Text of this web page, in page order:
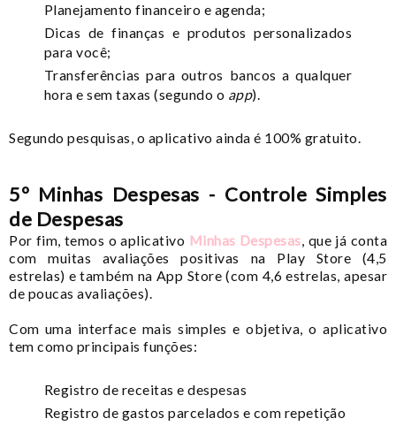
Planejamento financeiro e agenda;
Dicas de finanças e produtos personalizados
para você;
Transferências para outros bancos a qualquer
hora e sem taxas (segundo o app).
Segundo pesquisas, o aplicativo ainda é 100% gratuito.
5º Minhas Despesas - Controle Simples
de Despesas
Por fim, temos o aplicativo Minhas Despesas, que já conta
com muitas avaliações positivas na Play Store (4,5
estrelas) e também na App Store (com 4,6 estrelas, apesar
de poucas avaliações).
Com uma interface mais simples e objetiva, o aplicativo
tem como principais funções:
Registro de receitas e despesas
Registro de gastos parcelados e com repetição